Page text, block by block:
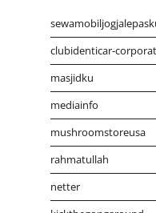
clubidenticar-
masjidku
mediainfo
mushroomstoreusa
rahmatullah
netter